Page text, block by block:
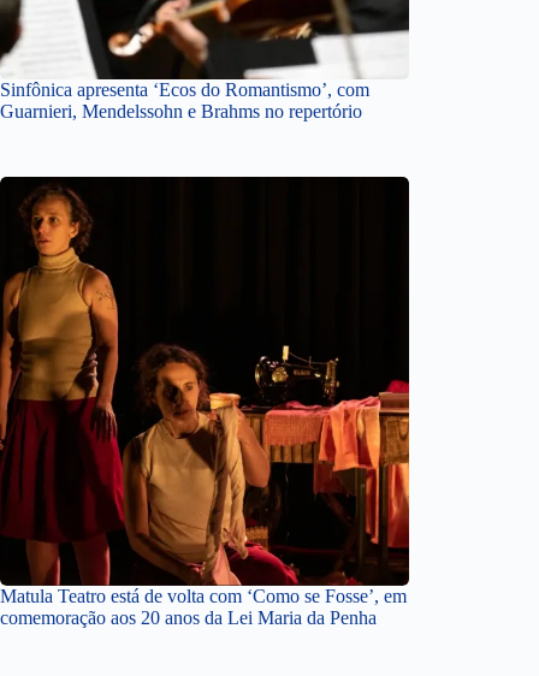
Sinfônica apresenta ‘Ecos do Romantismo’, com
Guarnieri, Mendelssohn e Brahms no repertório
Matula Teatro está de volta com ‘Como se Fosse’, em
comemoração aos 20 anos da Lei Maria da Penha